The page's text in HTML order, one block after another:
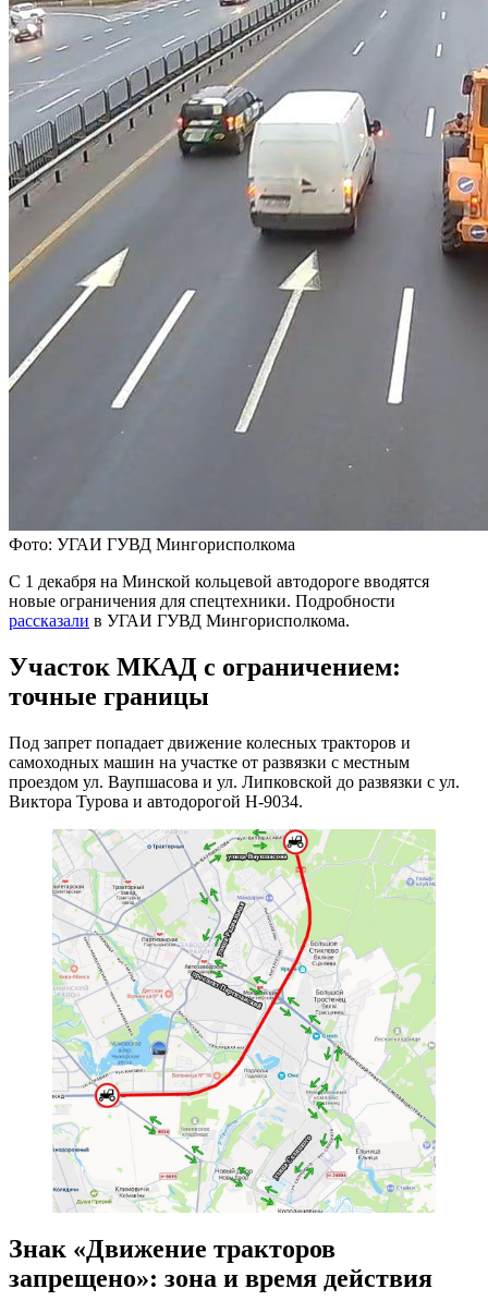
Фото: УГАИ ГУВД Мингорисполкома
С 1 декабря на Минской кольцевой автодороге вводятся
новые ограничения для спецтехники. Подробности
рассказали в УГАИ ГУВД Мингорисполкома.
Участок МКАД с ограничением:
точные границы
Под запрет попадает движение колесных тракторов и
самоходных машин на участке от развязки с местным
проездом ул. Ваупшасова и ул. Липковской до развязки с ул.
Виктора Турова и автодорогой Н-9034.
Знак «Движение тракторов
запрещено»: зона и время действия